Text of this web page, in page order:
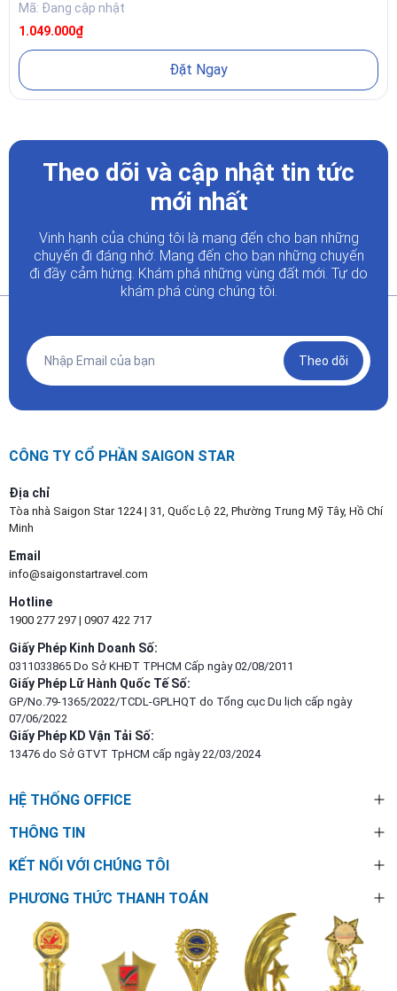
Mã: Đang cập nhật
1.049.000₫
Đặt Ngay
Theo dõi và cập nhật tin tức
mới nhất
Vinh hạnh của chúng tôi là mang đến cho bạn những
chuyến đi đáng nhớ. Mang đến cho bạn những chuyến
đi đầy cảm hứng. Khám phá những vùng đất mới. Tự do
khám phá cùng chúng tôi.
Theo dõi
CÔNG TY CỔ PHẦN SAIGON STAR
Địa chỉ
Tòa nhà Saigon Star 1224 | 31, Quốc Lộ 22, Phường Trung Mỹ Tây, Hồ Chí
Minh
Email
info@saigonstartravel.com
Hotline
1900 277 297 | 0907 422 717
Giấy Phép Kinh Doanh Số:
0311033865 Do Sở KHĐT TPHCM Cấp ngày 02/08/2011
Giấy Phép Lữ Hành Quốc Tế Số:
GP/No.79-1365/2022/TCDL-GPLHQT do Tổng cục Du lịch cấp ngày
07/06/2022
Giấy Phép KD Vận Tải Số:
13476 do Sở GTVT TpHCM cấp ngày 22/03/2024
HỆ THỐNG OFFICE
THÔNG TIN
KẾT NỐI VỚI CHÚNG TÔI
PHƯƠNG THỨC THANH TOÁN